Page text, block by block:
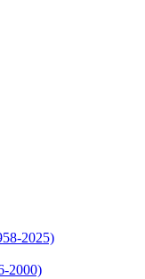
2025)
2000)